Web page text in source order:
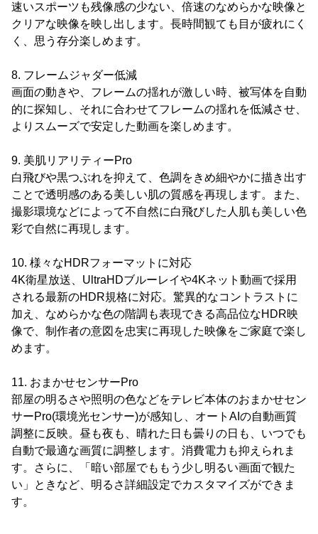
速いスポーツも残像感の少ない、倍速のなめらかな映像と
クリアな映像を映し出します。長時間観ても目が疲れにく
く、思う存分楽しめます。
8. フレームジャダー低減
画面の動きや、フレームの揺れが激しい時、被写体を自動
的に探知し、それに合わせてフレームの揺れを低減させ、
よりスムーズで安定した動画を楽しめます。
9. 美肌リアリティーPro
白飛びや黒つぶれを抑えて、色調をきめ細やかに描き出す
ことで透明感のある美しい肌の質感を再現します。また、
撮影環境などによって不自然に白飛びした人肌も美しい色
彩で自然に再現します。
10. 様々なHDRフォーマットに対応
4K衛星放送、UltraHDブルーレイや4Kネット動画で採用
される最新のHDR規格に対応。驚異的なコントラストに
加え、なめらかな色の階調も表現できる高品位なHDR映
像で、制作者の意図を忠実に再現した映像をご家庭で楽し
めます。
11. おまかせセンサーPro
部屋の明るさや照明の色などをテレビ本体のおまかせセン
サーPro(環境光センサー)が感知し、オートAIの自動画質
調整に反映。昼も夜も、晴れた日も曇りの日も、いつでも
自動で最適な画質に調整します。消費電力も抑えられま
す。さらに、「暗い部屋でももう少し明るい画面で観た
い」ときなど、明るさ詳細設定でカスタマイズができま
す。